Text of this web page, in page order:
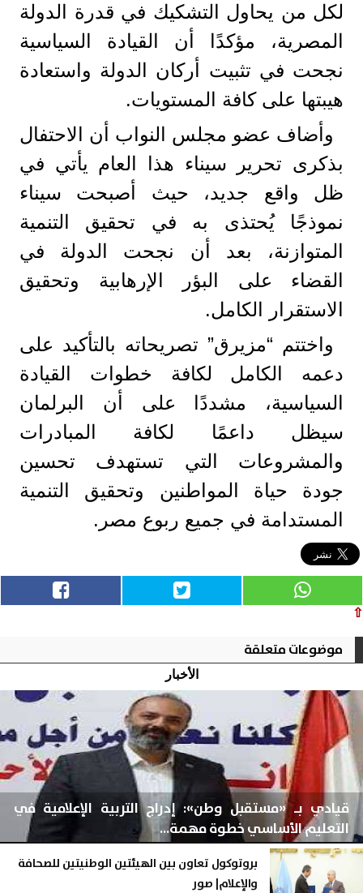
لكل من يحاول التشكيك في قدرة الدولة
المصرية، مؤكدًا أن القيادة السياسية
نجحت في تثبيت أركان الدولة واستعادة
هيبتها على كافة المستويات.
وأضاف عضو مجلس النواب أن الاحتفال
بذكرى تحرير سيناء هذا العام يأتي في
ظل واقع جديد، حيث أصبحت سيناء
نموذجًا يُحتذى به في تحقيق التنمية
المتوازنة، بعد أن نجحت الدولة في
القضاء على البؤر الإرهابية وتحقيق
الاستقرار الكامل.
واختتم “مزيرق” تصريحاته بالتأكيد على
دعمه الكامل لكافة خطوات القيادة
السياسية، مشددًا على أن البرلمان
سيظل داعمًا لكافة المبادرات
والمشروعات التي تستهدف تحسين
جودة حياة المواطنين وتحقيق التنمية
المستدامة في جميع ربوع مصر.
⇧
موضوعات متعلقة
الأخبار
قيادي بـ «مستقبل وطن»: إدراج التربية الإعلامية في
التعليم الأساسي خطوة مهمة...
بروتوكول تعاون بين الهيئتين الوطنيتين للصحافة
والإعلام| صور